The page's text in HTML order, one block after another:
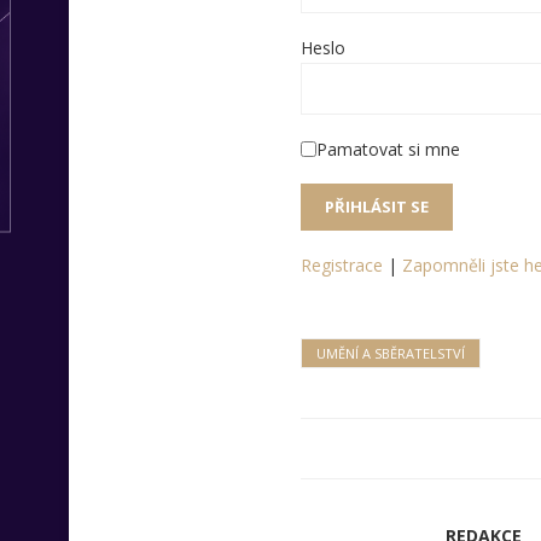
Heslo
Pamatovat si mne
Registrace | Zapomněli jste
UMĚNÍ A SBĚRATELSTVÍ
REDAKCE